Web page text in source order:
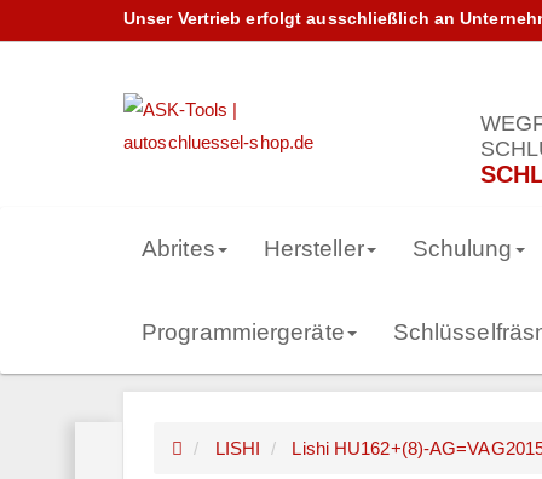
Unser Vertrieb erfolgt ausschließlich an
Abrites Hersteller Schulung
Programmiergeräte
LISHI Lishi HU162+(8)-